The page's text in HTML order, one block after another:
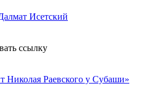
Исетский
Николая Раевского у Субаши»